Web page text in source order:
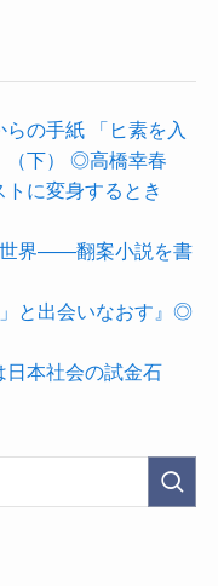
らの手紙 「ヒ素を入
（下） ◎高橋幸春
トに変身するとき
世界――翻案小説を書
」と出会いなおす』◎
日本社会の試金石